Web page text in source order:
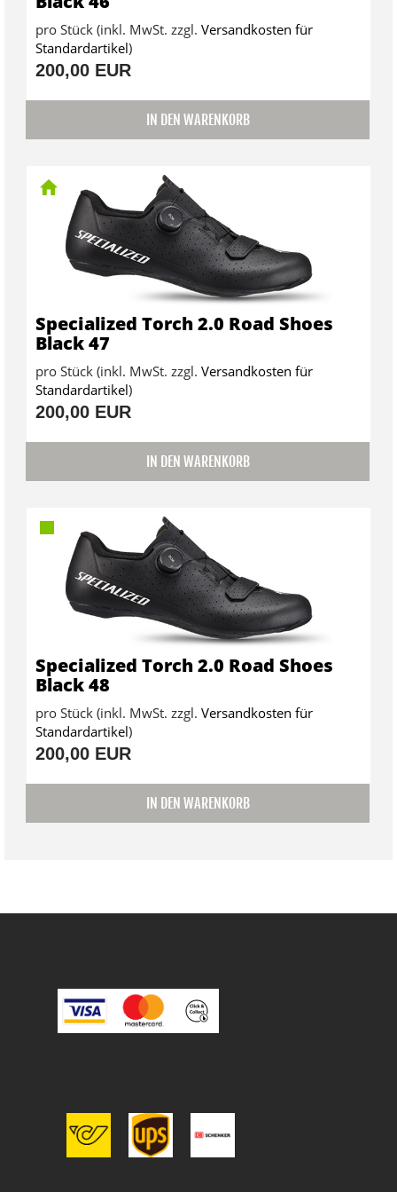
pro Stück (inkl. MwSt. zzgl. Versandkosten für
Standardartikel)
200,00 EUR
IN DEN WARENKORB
Specialized Torch 2.0 Road Shoes
Black 47
pro Stück (inkl. MwSt. zzgl. Versandkosten für
Standardartikel)
200,00 EUR
IN DEN WARENKORB
Specialized Torch 2.0 Road Shoes
Black 48
pro Stück (inkl. MwSt. zzgl. Versandkosten für
Standardartikel)
200,00 EUR
IN DEN WARENKORB